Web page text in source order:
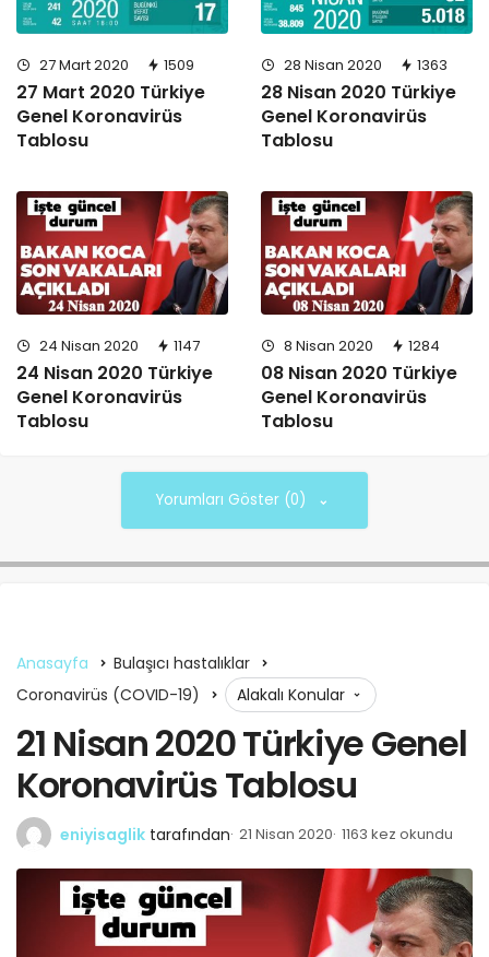
27 Mart 2020 1509
27 Mart 2020 Türkiye
Genel Koronavirüs
Tablosu
28 Nisan 2020 1363
28 Nisan 2020 Türkiye
Genel Koronavirüs
Tablosu
24 Nisan 2020 1147
24 Nisan 2020 Türkiye
Genel Koronavirüs
Tablosu
8 Nisan 2020 1284
08 Nisan 2020 Türkiye
Genel Koronavirüs
Tablosu
Yorumları Göster (0)
Anasayfa
Bulaşıcı hastalıklar
Coronavirüs (COVID-19)
Alakalı Konular
21 Nisan 2020 Türkiye Genel
Koronavirüs Tablosu
eniyisaglik tarafından 21 Nisan 2020 1163 kez okundu